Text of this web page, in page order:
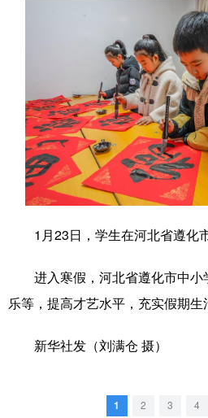
科创
书画
访谈 视频
法律 中央文件
食品 人居
彩票 娱乐
文化产业
1月23日，学生在河北省遵化市
进入寒假，河北省遵化市中小
乐等，提高才艺水平，充实假期生
新华社发（刘满仓 摄）
1 2 3 4